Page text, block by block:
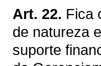
Art. 22. Fica
de natureza
suporte